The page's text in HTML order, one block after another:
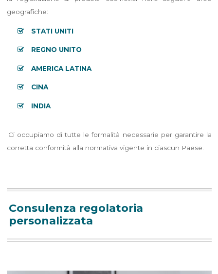
geografiche:
STATI UNITI
REGNO UNITO
AMERICA LATINA
CINA
INDIA
Ci occupiamo di tutte le formalità necessarie per garantire la
corretta conformità alla normativa vigente in ciascun Paese.
Consulenza regolatoria
personalizzata